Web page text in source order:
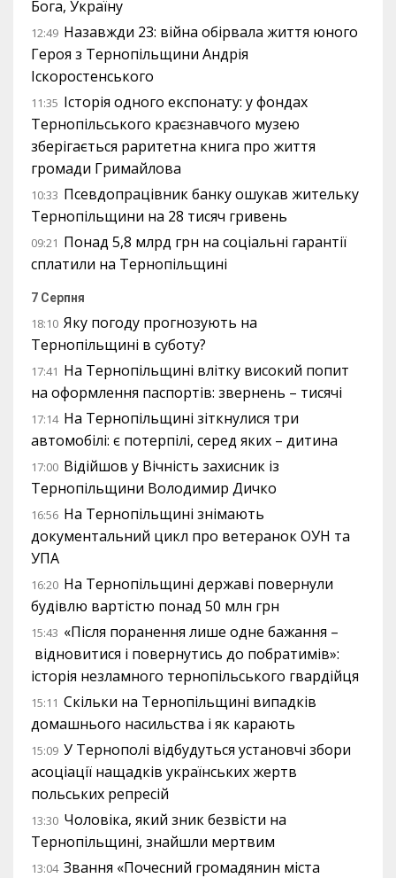
Бога, Україну
12:49 Назавжди 23: війна обірвала життя юного
Героя з Тернопільщини Андрія
Іскоростенського
11:35 Історія одного експонату: у фондах
Тернопільського краєзнавчого музею
зберігається раритетна книга про життя
громади Гримайлова
10:33 Псевдопрацівник банку ошукав жительку
Тернопільщини на 28 тисяч гривень
09:21 Понад 5,8 млрд грн на соціальні гарантії
сплатили на Тернопільщині
7 Серпня
18:10 Яку погоду прогнозують на
Тернопільщині в суботу?
17:41 На Тернопільщині влітку високий попит
на оформлення паспортів: звернень – тисячі
17:14 На Тернопільщині зіткнулися три
автомобілі: є потерпілі, серед яких – дитина
17:00 Відійшов у Вічність захисник із
Тернопільщини Володимир Дичко
16:56 На Тернопільщині знімають
документальний цикл про ветеранок ОУН та
УПА
16:20 На Тернопільщині державі повернули
будівлю вартістю понад 50 млн грн
15:43 «Після поранення лише одне бажання –
відновитися і повернутись до побратимів»:
історія незламного тернопільського гвардійця
15:11 Скільки на Тернопільщині випадків
домашнього насильства і як карають
15:09 У Тернополі відбудуться установчі збори
асоціації нащадків українських жертв
польських репресій
13:30 Чоловіка, який зник безвісти на
Тернопільщині, знайшли мертвим
13:04 Звання «Почесний громадянин міста